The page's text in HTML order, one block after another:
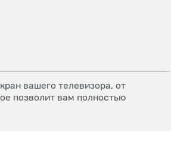
вашего телевизора, от
позволит вам полностью